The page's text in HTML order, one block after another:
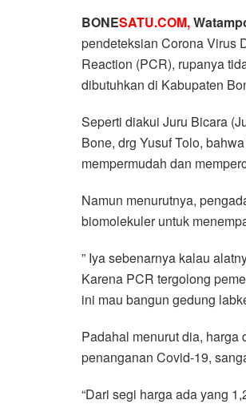
BONESATU.COM,
pendeteksian Corona Virus
Reaction (PCR), rupanya
dibutuhkan di Kabupaten
Seperti diakui Juru Bicara
Bone, drg Yusuf Tolo,
mempermudah dan
Namun menurutnya,
biomolekuler untuk
” Iya sebenarnya kalau
Karena PCR tergolong
ini mau bangun gedung
Padahal menurut dia,
penanganan Covid-19,
“Dari segi harga ada yang